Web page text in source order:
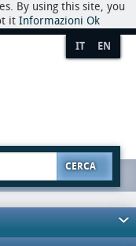
By using this site, you
it Informazioni Ok
IT EN
CERCA